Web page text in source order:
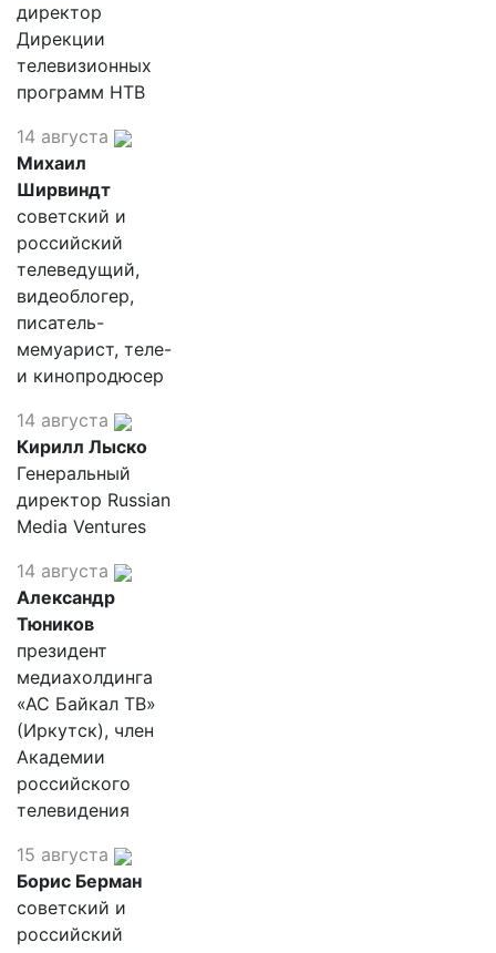
директор
Дирекции
телевизионных
программ НТВ
14 августа
Михаил
Ширвиндт
советский и
российский
телеведущий,
видеоблогер,
писатель-
мемуарист, теле-
и кинопродюсер
14 августа
Кирилл Лыско
Генеральный
директор Russian
Media Ventures
14 августа
Александр
Тюников
президент
медиахолдинга
«АС Байкал ТВ»
(Иркутск), член
Академии
российского
телевидения
15 августа
Борис Берман
советский и
российский